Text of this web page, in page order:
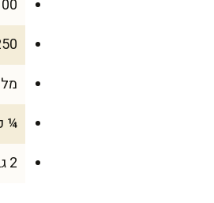
100 גרם גבינת
250 גרם גבינת
¼
2 גבעולי טימין טרי (אופציונלי)